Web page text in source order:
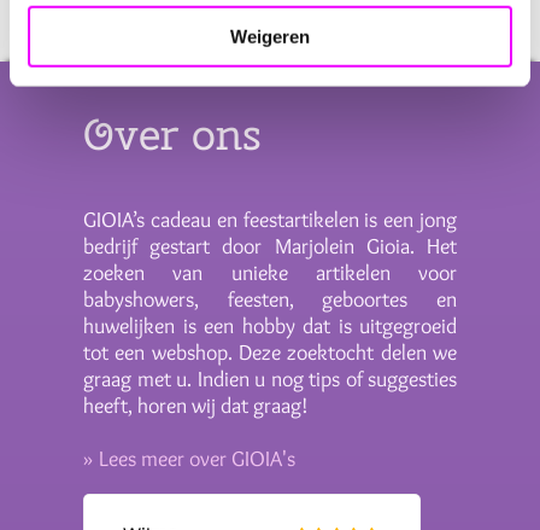
Weigeren
Over ons
GIOIA’s cadeau en feestartikelen is een jong
bedrijf gestart door Marjolein Gioia. Het
zoeken van unieke artikelen voor
babyshowers, feesten, geboortes en
huwelijken is een hobby dat is uitgegroeid
tot een webshop. Deze zoektocht delen we
graag met u. Indien u nog tips of suggesties
heeft, horen wij dat graag!
» Lees meer over GIOIA's